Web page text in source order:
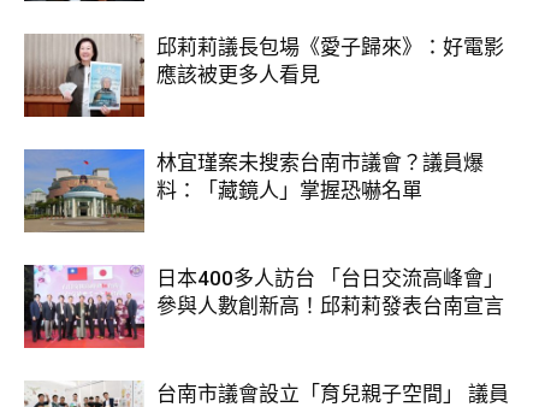
邱莉莉議長包場《愛子歸來》：好電影
應該被更多人看見
林宜瑾案未搜索台南市議會？議員爆
料：「藏鏡人」掌握恐嚇名單
日本400多人訪台 「台日交流高峰會」
參與人數創新高！邱莉莉發表台南宣言
台南市議會設立「育兒親子空間」 議員